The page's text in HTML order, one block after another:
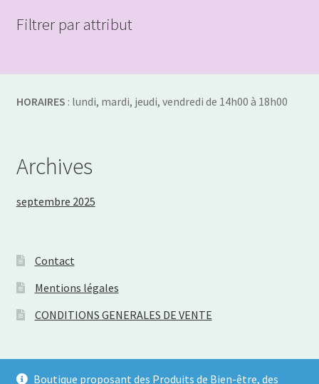
Boutique proposant des Produits de Bien-être, des
Filtrer par attribut
HORAIRES : lundi, mardi, jeudi, vendredi de 14h00 à 18h00
Archives
septembre 2025
Contact
Mentions légales
CONDITIONS GENERALES DE VENTE